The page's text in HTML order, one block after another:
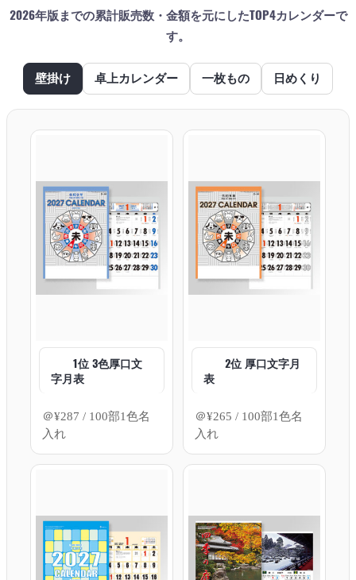
2026年版までの累計販売数・金額を元にしたTOP4カレンダーで
す。
壁掛け 卓上カレンダー 一枚もの 日めくり
1位 3色厚口文
字月表
＠¥287 / 100部1色名
入れ
2位 厚口文字月
表
＠¥265 / 100部1色名
入れ